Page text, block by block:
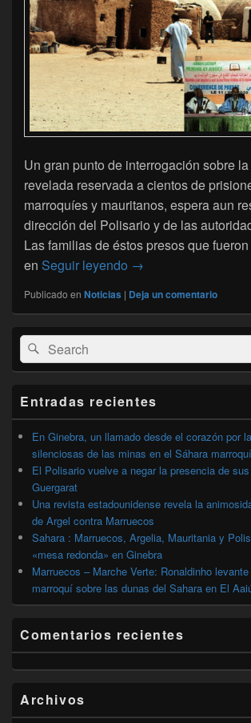
Un gran punto de interrogación sobre
revelada reservada a cientos de
marroquíes y mauritanos, espera aun
dirección del Polisario y de las
Las familias de éstos presos que
en Seguir leyendo El Polisario
→
Publicado en Noticias | Deja un comentario
área
de
widget
lateral
primaria
Buscar
por:
Buscar
Entradas recientes
En Ginebra, un llamado desde el corazón por
silenciosas de las minas en el Sáhara marroquí
El Polisario vuelve a negar la presencia de
Guergarat
Una revista estadounidense revela la
de Argel contra Marruecos
Sahara : Marruecos, Argelia, Mauritania y
«mesa redonda» en Ginebra
Marruecos – Marche Verte: Ronaldinho
marroquí sobre las dunas del Sahara en El
Comentarios recientes
Archivos